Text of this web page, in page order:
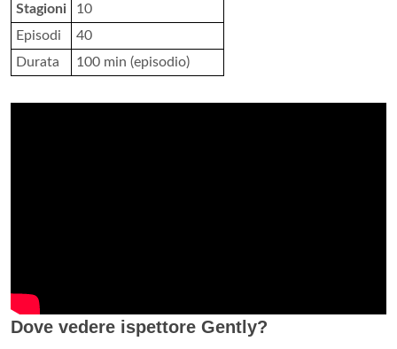
Stagioni
10
Episodi
40
Durata
100 min (episodio)
Dove vedere ispettore Gently?